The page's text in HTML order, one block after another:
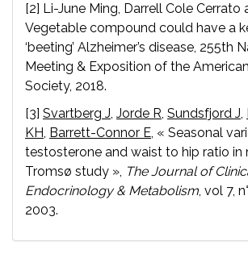
[2] Li-June Ming, Darrell Cole Cerrato
Vegetable compound could have a
‘beeting’ Alzheimer’s disease, 255th
Meeting & Exposition of the
Society, 2018.
[3] Svartberg J, Jorde R, Sundsfjord J,
KH, Barrett-Connor E, « Seasonal
testosterone and waist to hip ratio in
Tromsø study », The Journal of
Endocrinology & Metabolism, vol 7,
2003.